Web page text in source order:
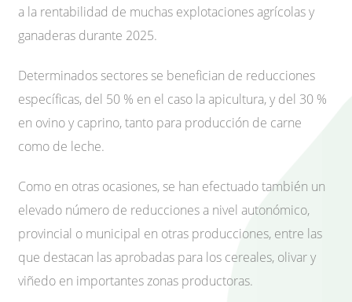
a la rentabilidad de muchas explotaciones agrícolas y
ganaderas durante 2025.
Determinados sectores se benefician de reducciones
específicas, del 50 % en el caso la apicultura, y del 30 %
en ovino y caprino, tanto para producción de carne
como de leche.
Como en otras ocasiones, se han efectuado también un
elevado número de reducciones a nivel autonómico,
provincial o municipal en otras producciones, entre las
que destacan las aprobadas para los cereales, olivar y
viñedo en importantes zonas productoras.